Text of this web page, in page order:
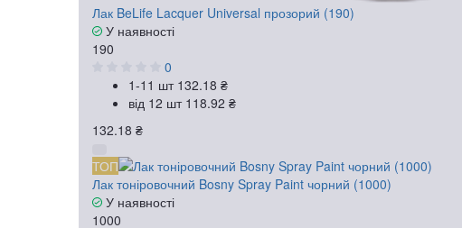
Лак BeLife Lacquer Universal прозорий (190)
У наявності
190
0
1-11 шт 132.18 ₴
від 12 шт 118.92 ₴
132.18 ₴
ТОП
Лак тоніровочний Bosny Spray Paint чорний (1000)
У наявності
1000